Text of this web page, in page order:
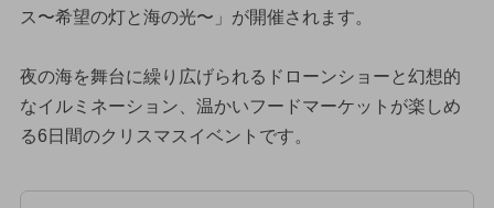
ス〜希望の灯と海の光〜」が開催されます。
夜の海を舞台に繰り広げられるドローンショーと幻想的
なイルミネーション、温かいフードマーケットが楽しめ
る6日間のクリスマスイベントです。